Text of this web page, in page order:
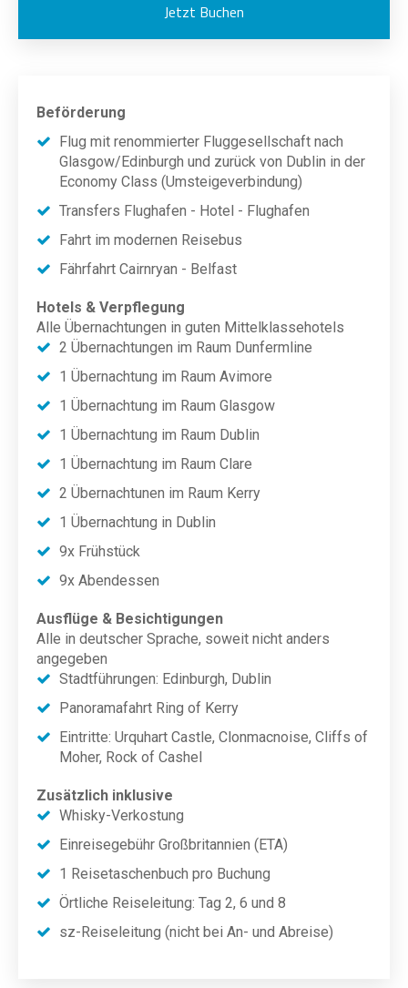
Jetzt Buchen
Beförderung
Flug mit renommierter Fluggesellschaft nach
Glasgow/Edinburgh und zurück von Dublin in der
Economy Class (Umsteigeverbindung)
Transfers Flughafen - Hotel - Flughafen
Fahrt im modernen Reisebus
Fährfahrt Cairnryan - Belfast
Hotels & Verpflegung
Alle Übernachtungen in guten Mittelklassehotels
2 Übernachtungen im Raum Dunfermline
1 Übernachtung im Raum Avimore
1 Übernachtung im Raum Glasgow
1 Übernachtung im Raum Dublin
1 Übernachtung im Raum Clare
2 Übernachtunen im Raum Kerry
1 Übernachtung in Dublin
9x Frühstück
9x Abendessen
Ausflüge & Besichtigungen
Alle in deutscher Sprache, soweit nicht anders
angegeben
Stadtführungen: Edinburgh, Dublin
Panoramafahrt Ring of Kerry
Eintritte: Urquhart Castle, Clonmacnoise, Cliffs of
Moher, Rock of Cashel
Zusätzlich inklusive
Whisky-Verkostung
Einreisegebühr Großbritannien (ETA)
1 Reisetaschenbuch pro Buchung
Örtliche Reiseleitung: Tag 2, 6 und 8
sz-Reiseleitung (nicht bei An- und Abreise)